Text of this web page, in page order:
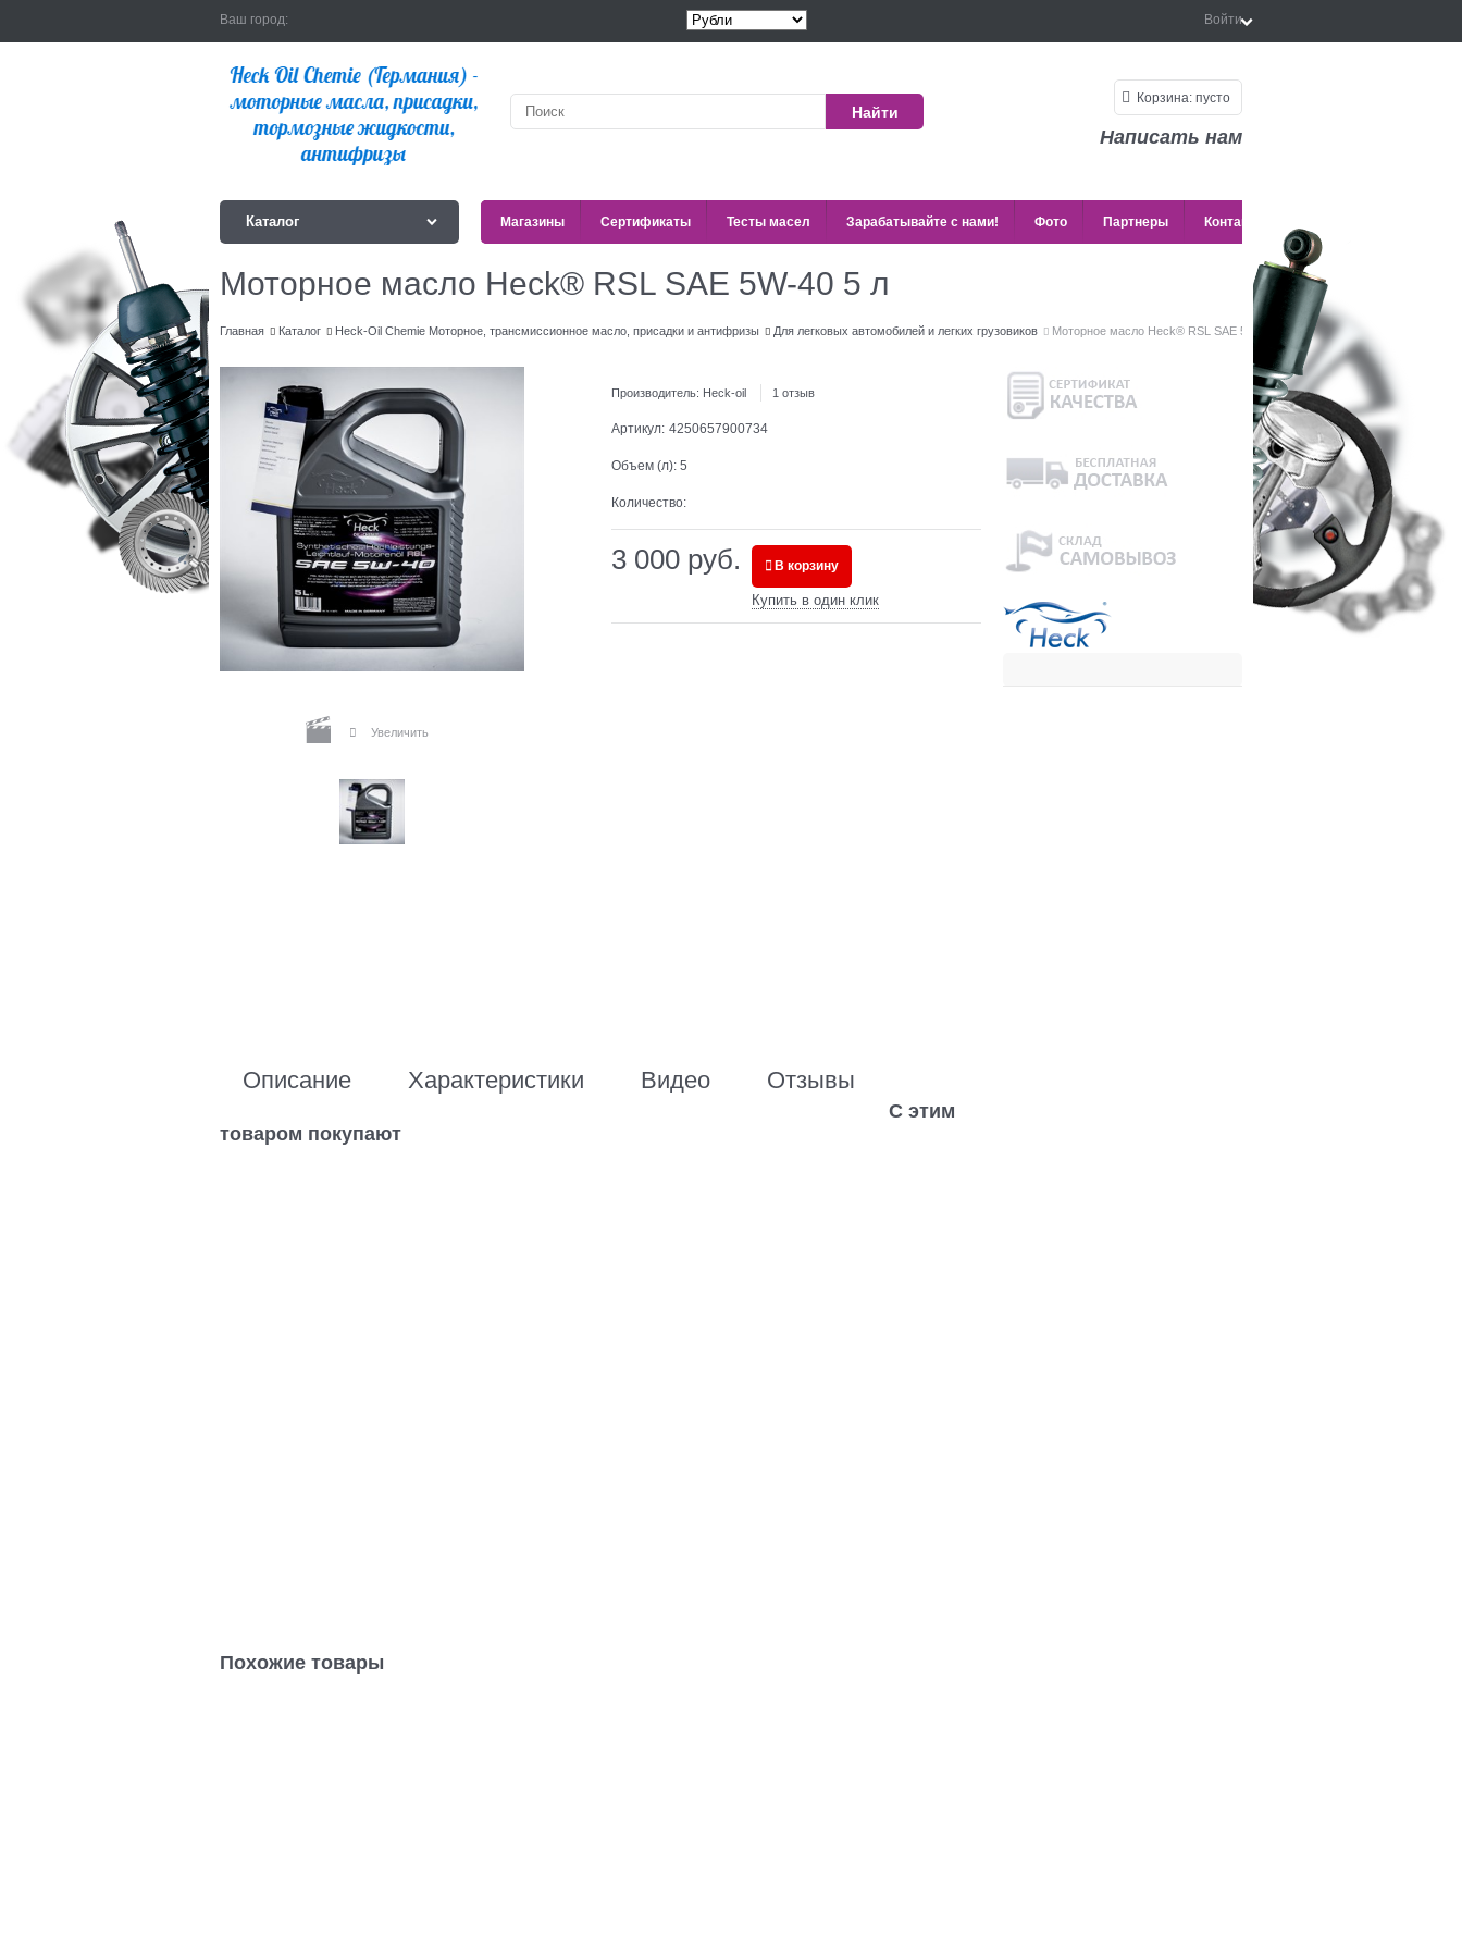
Ваш город: Войти
Найти
Корзина: пусто
Написать нам
Каталог Магазины Сертификаты Тесты масел Зарабатывайте с нами! Фото Партнеры Контакты
Моторное масло Heck® RSL SAE 5W-40 5 л
Главная Каталог Heck-Oil Chemie Моторное, трансмиссионное масло, присадки и антифризы Для легковых автомобилей и легких грузовиков Моторное масло Heck® RSL SAE 5W-40 5 л
Увеличить
Производитель: Heck-oil 1 отзыв
Артикул: 4250657900734
Объем (л): 5
Количество:
3 000 руб. В корзину
Купить в один клик
Описание Характеристики Видео Отзывы
С этим
товаром покупают
Похожие товары